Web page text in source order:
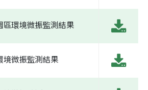
區環境微振監測結果
境微振監測結果